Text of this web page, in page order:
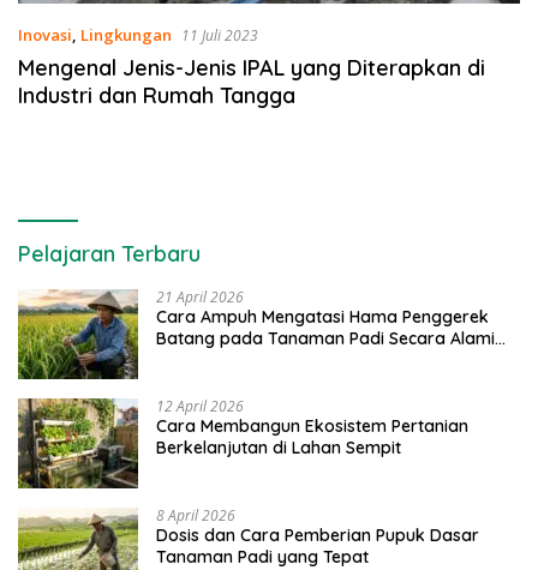
Inovasi, Lingkungan 11 Juli 2023
Mengenal Jenis-Jenis IPAL yang Diterapkan di
Industri dan Rumah Tangga
Pelajaran Terbaru
21 April 2026
Cara Ampuh Mengatasi Hama Penggerek
Batang pada Tanaman Padi Secara Alami
12 April 2026
Cara Membangun Ekosistem Pertanian
Berkelanjutan di Lahan Sempit
8 April 2026
Dosis dan Cara Pemberian Pupuk Dasar
Tanaman Padi yang Tepat